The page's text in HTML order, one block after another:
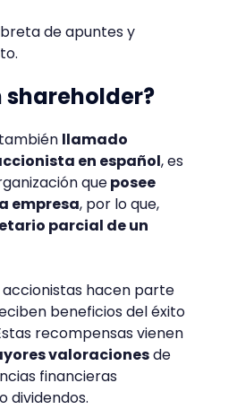
de apuntes y
shareholder?
llamado
en español, es
queposee
empresa, por lo que,
parcial de un
accionistas hacen parte
beneficios del éxito
recompensas vienen
valoracionesde
financieras
dividendos.